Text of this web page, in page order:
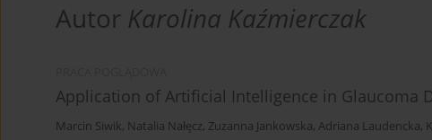
Autor Karolina Kaźmierczak
Application of Artificial Intelligence in Glaucoma
Marcin Siwik, Natalia Nałęcz, Zuzanna Jankowska, Adriana Laudencka,